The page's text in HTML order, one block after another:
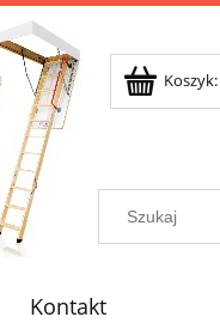
Koszyk:
Kontakt